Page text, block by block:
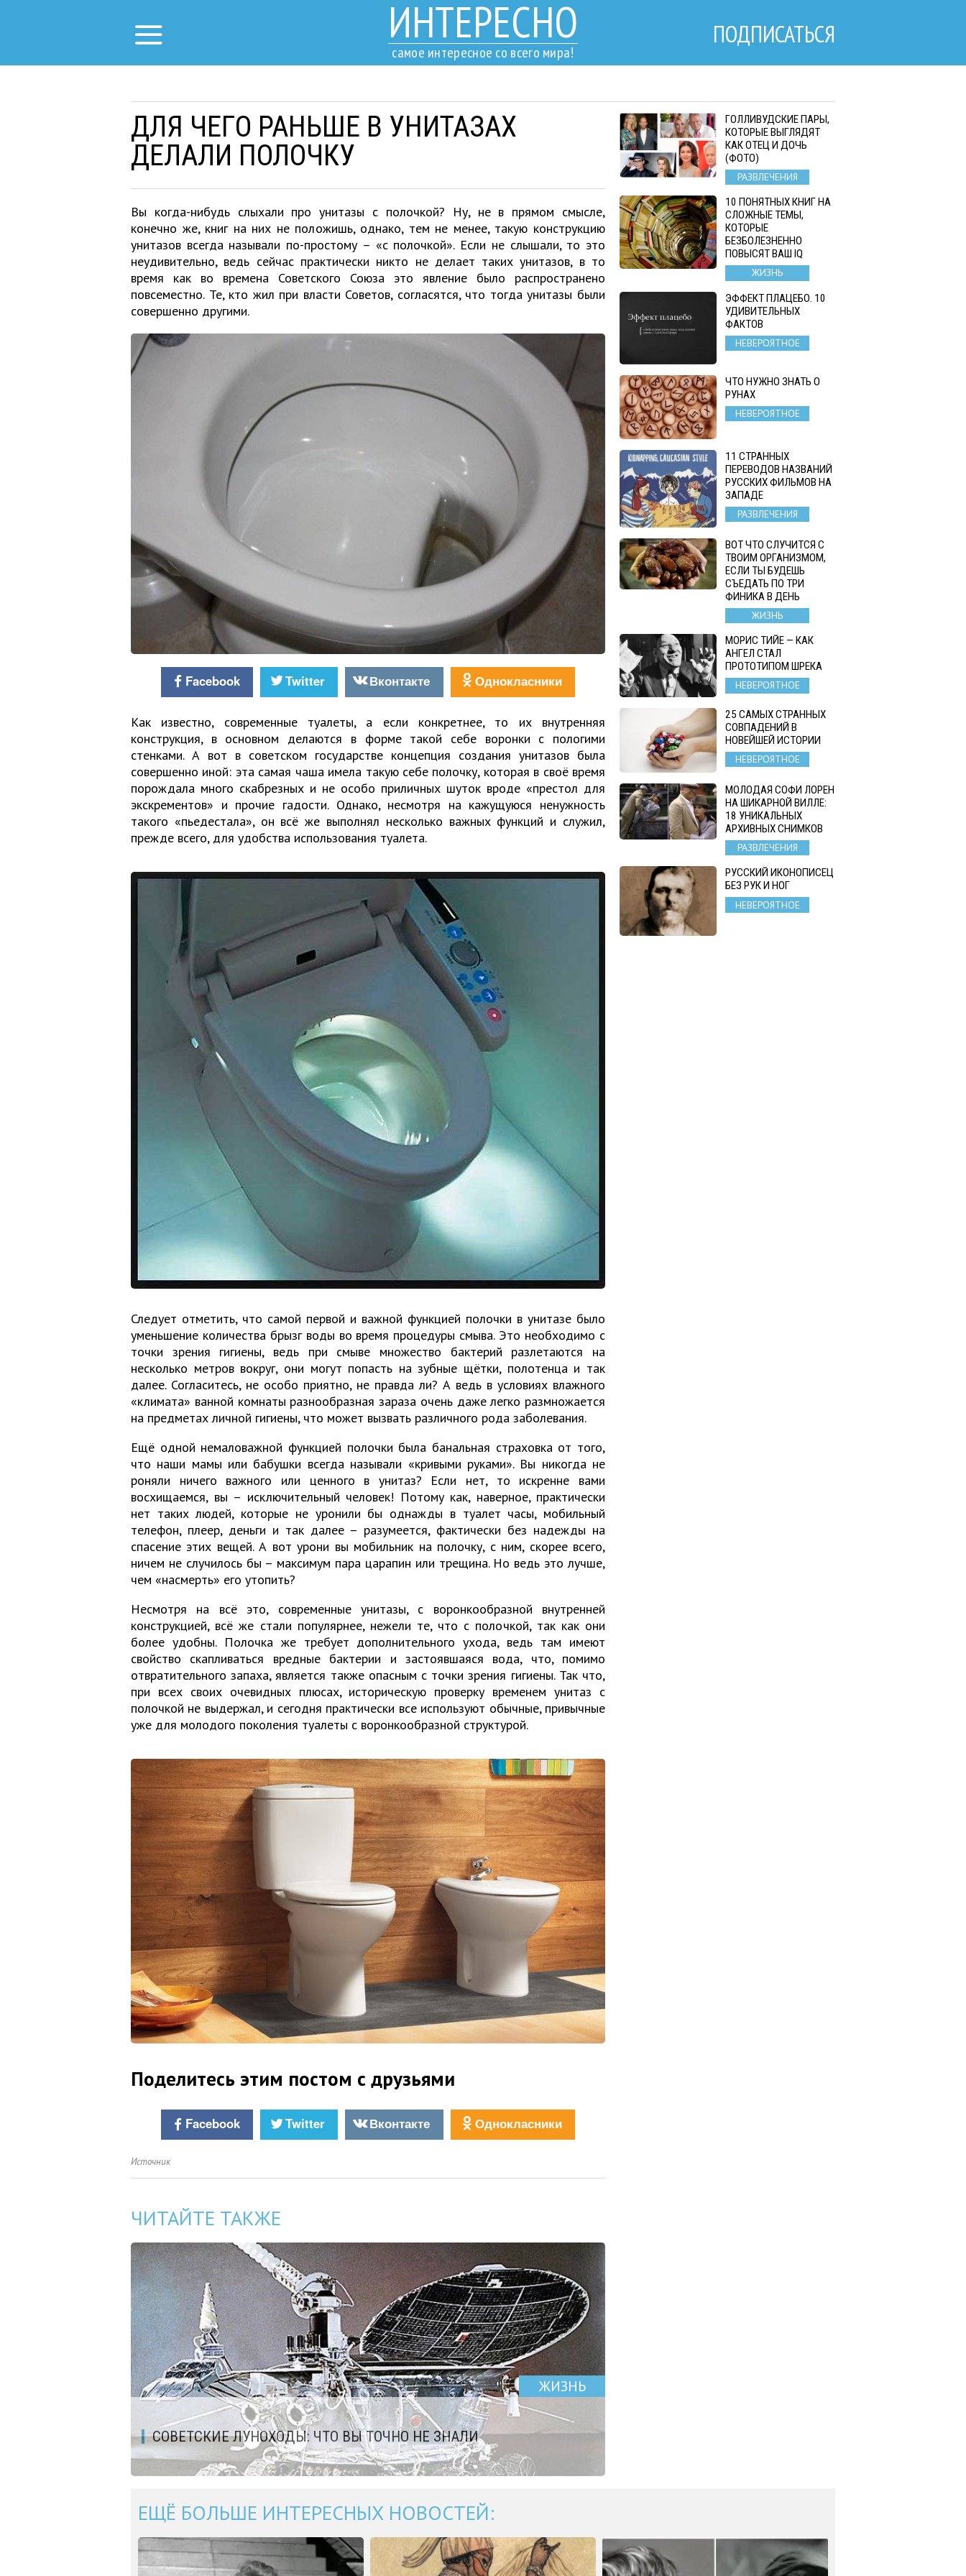
ИНТЕРЕСНО
самое интересное со всего мира!
ПОДПИСАТЬСЯ
ДЛЯ ЧЕГО РАНЬШЕ В УНИТАЗАХ
ДЕЛАЛИ ПОЛОЧКУ
Вы когда-нибудь слыхали про унитазы с полочкой? Ну, не в прямом смысле,
конечно же, книг на них не положишь, однако, тем не менее, такую конструкцию
унитазов всегда называли по-простому – «с полочкой». Если не слышали, то это
неудивительно, ведь сейчас практически никто не делает таких унитазов, в то
время как во времена Советского Союза это явление было распространено
повсеместно. Те, кто жил при власти Советов, согласятся, что тогда унитазы были
совершенно другими.
Facebook Twitter Вконтакте Однокласники
Как известно, современные туалеты, а если конкретнее, то их внутренняя
конструкция, в основном делаются в форме такой себе воронки с пологими
стенками. А вот в советском государстве концепция создания унитазов была
совершенно иной: эта самая чаша имела такую себе полочку, которая в своё время
порождала много скабрезных и не особо приличных шуток вроде «престол для
экскрементов» и прочие гадости. Однако, несмотря на кажущуюся ненужность
такого «пьедестала», он всё же выполнял несколько важных функций и служил,
прежде всего, для удобства использования туалета.
Следует отметить, что самой первой и важной функцией полочки в унитазе было
уменьшение количества брызг воды во время процедуры смыва. Это необходимо с
точки зрения гигиены, ведь при смыве множество бактерий разлетаются на
несколько метров вокруг, они могут попасть на зубные щётки, полотенца и так
далее. Согласитесь, не особо приятно, не правда ли? А ведь в условиях влажного
«климата» ванной комнаты разнообразная зараза очень даже легко размножается
на предметах личной гигиены, что может вызвать различного рода заболевания.
Ещё одной немаловажной функцией полочки была банальная страховка от того,
что наши мамы или бабушки всегда называли «кривыми руками». Вы никогда не
роняли ничего важного или ценного в унитаз? Если нет, то искренне вами
восхищаемся, вы – исключительный человек! Потому как, наверное, практически
нет таких людей, которые не уронили бы однажды в туалет часы, мобильный
телефон, плеер, деньги и так далее – разумеется, фактически без надежды на
спасение этих вещей. А вот урони вы мобильник на полочку, с ним, скорее всего,
ничем не случилось бы – максимум пара царапин или трещина. Но ведь это лучше,
чем «насмерть» его утопить?
Несмотря на всё это, современные унитазы, с воронкообразной внутренней
конструкцией, всё же стали популярнее, нежели те, что с полочкой, так как они
более удобны. Полочка же требует дополнительного ухода, ведь там имеют
свойство скапливаться вредные бактерии и застоявшаяся вода, что, помимо
отвратительного запаха, является также опасным с точки зрения гигиены. Так что,
при всех своих очевидных плюсах, историческую проверку временем унитаз с
полочкой не выдержал, и сегодня практически все используют обычные, привычные
уже для молодого поколения туалеты с воронкообразной структурой.
Поделитесь этим постом с друзьями
Facebook Twitter Вконтакте Однокласники
Источник
ЧИТАЙТЕ ТАКЖЕ
ЖИЗНЬ
СОВЕТСКИЕ ЛУНОХОДЫ: ЧТО ВЫ ТОЧНО НЕ ЗНАЛИ
ГОЛЛИВУДСКИЕ ПАРЫ,
КОТОРЫЕ ВЫГЛЯДЯТ
КАК ОТЕЦ И ДОЧЬ
(ФОТО)
РАЗВЛЕЧЕНИЯ
10 ПОНЯТНЫХ КНИГ НА
СЛОЖНЫЕ ТЕМЫ,
КОТОРЫЕ
БЕЗБОЛЕЗНЕННО
ПОВЫСЯТ ВАШ IQ
ЖИЗНЬ
ЭФФЕКТ ПЛАЦЕБО. 10
УДИВИТЕЛЬНЫХ
ФАКТОВ
НЕВЕРОЯТНОЕ
ЧТО НУЖНО ЗНАТЬ О
РУНАХ
НЕВЕРОЯТНОЕ
11 СТРАННЫХ
ПЕРЕВОДОВ НАЗВАНИЙ
РУССКИХ ФИЛЬМОВ НА
ЗАПАДЕ
РАЗВЛЕЧЕНИЯ
ВОТ ЧТО СЛУЧИТСЯ С
ТВОИМ ОРГАНИЗМОМ,
ЕСЛИ ТЫ БУДЕШЬ
СЪЕДАТЬ ПО ТРИ
ФИНИКА В ДЕНЬ
ЖИЗНЬ
МОРИС ТИЙЕ — КАК
АНГЕЛ СТАЛ
ПРОТОТИПОМ ШРЕКА
НЕВЕРОЯТНОЕ
25 САМЫХ СТРАННЫХ
СОВПАДЕНИЙ В
НОВЕЙШЕЙ ИСТОРИИ
НЕВЕРОЯТНОЕ
МОЛОДАЯ СОФИ ЛОРЕН
НА ШИКАРНОЙ ВИЛЛЕ:
18 УНИКАЛЬНЫХ
АРХИВНЫХ СНИМКОВ
РАЗВЛЕЧЕНИЯ
РУССКИЙ ИКОНОПИСЕЦ
БЕЗ РУК И НОГ
НЕВЕРОЯТНОЕ
ЕЩЁ БОЛЬШЕ ИНТЕРЕСНЫХ НОВОСТЕЙ: